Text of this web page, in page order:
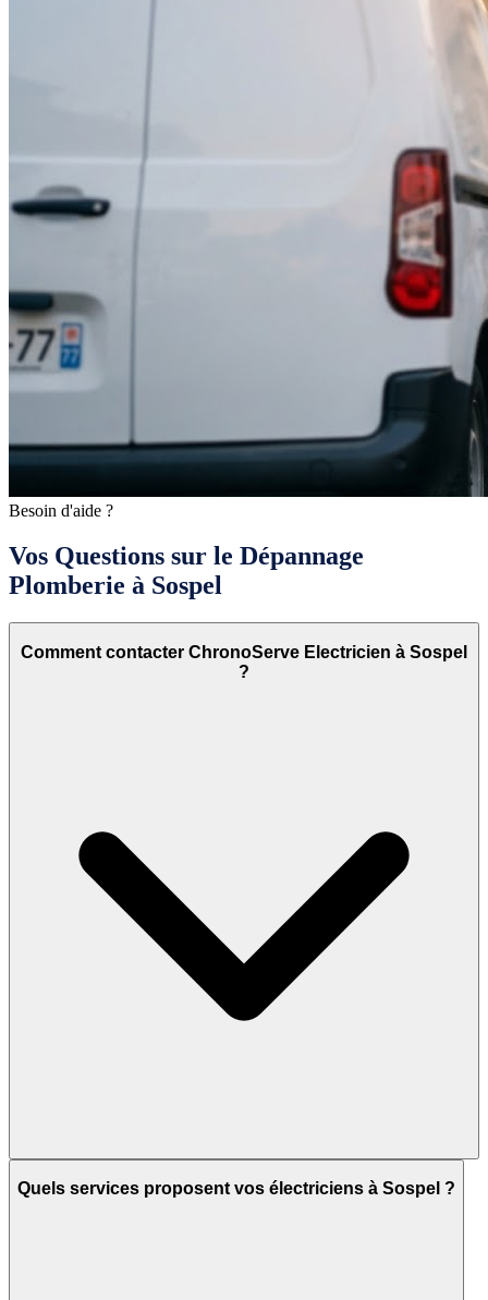
Besoin d'aide ?
Vos Questions sur le Dépannage
Plomberie à Sospel
Comment contacter ChronoServe Electricien à Sospel
?
Quels services proposent vos électriciens à Sospel ?